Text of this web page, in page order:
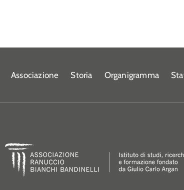
Associazione Storia Organigramma